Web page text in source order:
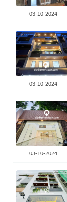
03-10-2024
03-10-2024
03-10-2024